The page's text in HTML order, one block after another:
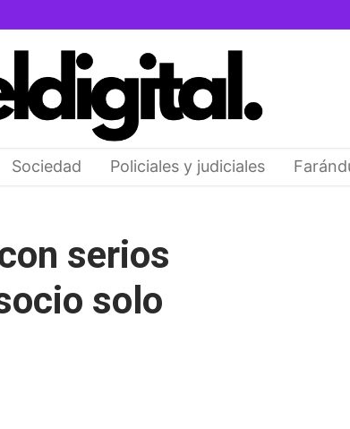
Sociedad Policiales y judiciales
serios
solo